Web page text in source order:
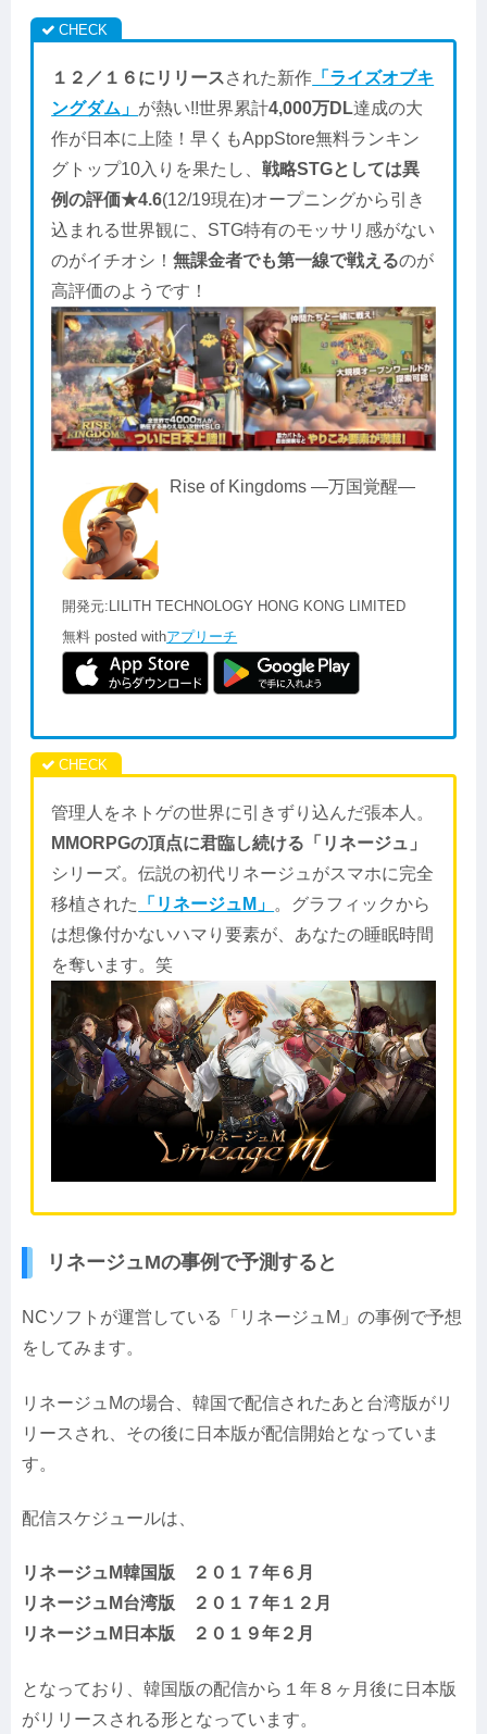
１２／１６にリリースされた新作 「ライズオブキ
ングダム」 が熱い!!世界累計4,000万DL達成の大
作が日本に上陸！早くもAppStore無料ランキン
グトップ10入りを果たし、戦略STGとしては異
例の評価★4.6(12/19現在)オープニングから引き
込まれる世界観に、STG特有のモッサリ感がない
のがイチオシ！無課金者でも第一線で戦えるのが
高評価のようです！
Rise of Kingdoms ―万国覚醒―
開発元:LILITH TECHNOLOGY HONG KONG LIMITED
無料 posted withアプリーチ
管理人をネトゲの世界に引きずり込んだ張本人。
MMORPGの頂点に君臨し続ける「リネージュ」
シリーズ。伝説の初代リネージュがスマホに完全
移植された
「リネージュM」 。グラフィックから
は想像付かないハマり要素が、あなたの睡眠時間
を奪います。笑
リネージュMの事例で予測すると
NCソフトが運営している「リネージュM」の事例で予想
をしてみます。
リネージュMの場合、韓国で配信されたあと台湾版がリ
リースされ、その後に日本版が配信開始となっていま
す。
配信スケジュールは、
リネージュM韓国版 ２０１７年６月
リネージュM台湾版 ２０１７年１２月
リネージュM日本版 ２０１９年２月
となっており、韓国版の配信から１年８ヶ月後に日本版
がリリースされる形となっています。